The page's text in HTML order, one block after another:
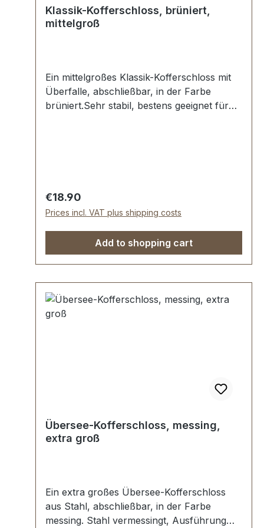
Klassik-Kofferschloss, brüniert,
mittelgroß
Ein mittelgroßes Klassik-Kofferschloss mit
Überfalle, abschließbar, in der Farbe
brüniert.Sehr stabil, bestens geeignet für
unten ca. 40 mm. Nietlöcher (auch für
Schrauben geeignet). Lieferumfang: 1 Stück
Kofferschloss, bestehend aus Oberteil
(Überfalle) und Unterteil 1 Stück Schlüssel-
Lieferung erfolgt paarweise (L + R)
Regular price:
€18.90
Prices incl. VAT plus shipping costs
Add to shopping cart
Übersee-Kofferschloss, messing,
extra groß
Ein extra großes Übersee-Kofferschloss
aus Stahl, abschließbar, in der Farbe
messing. Stahl vermessingt, Ausführung